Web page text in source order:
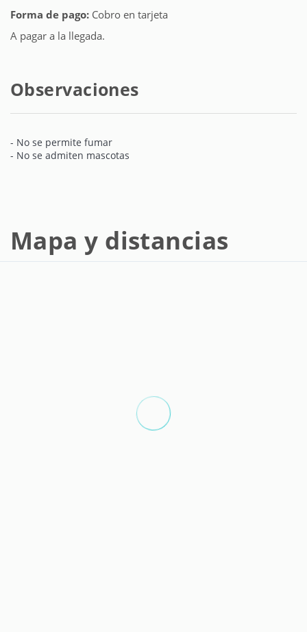
Forma de pago: Cobro en tarjeta
A pagar a la llegada.
Observaciones
- No se permite fumar
- No se admiten mascotas
Mapa y distancias